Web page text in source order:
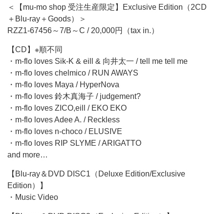
＜【mu-mo shop 受注生産限定】Exclusive Edition（2CD
＋Blu-ray＋Goods）＞
RZZ1-67456～7/B～C / 20,000円（tax in.）
【CD】※順不同
・m-flo loves Sik-K & eill & 向井太一 / tell me tell me
・m-flo loves chelmico / RUN AWAYS
・m-flo loves Maya / HyperNova
・m-flo loves 鈴木真海子 / judgement?
・m-flo loves ZICO,eill / EKO EKO
・m-flo loves Adee A. / Reckless
・m-flo loves n-choco / ELUSIVE
・m-flo loves RIP SLYME / ARIGATTO
and more…
【Blu-ray＆DVD DISC1（Deluxe Edition/Exclusive
Edition）】
・Music Video